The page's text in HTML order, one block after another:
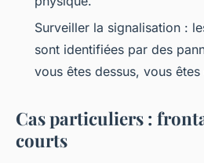
Surveiller la signalisation :
sont identifiées par des
vous êtes dessus, vous
Cas particuliers :
courts